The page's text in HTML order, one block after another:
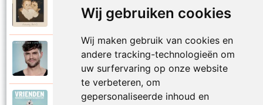
Wij gebruiken cookies
Wij maken gebruik van cookies en
andere tracking-technologieën om
uw surfervaring op onze website
te verbeteren, om
gepersonaliseerde inhoud en
Simon Keizer
Vaderdag (deel 2)
Simon Keizer
Verdwalen
Diverse artiesten